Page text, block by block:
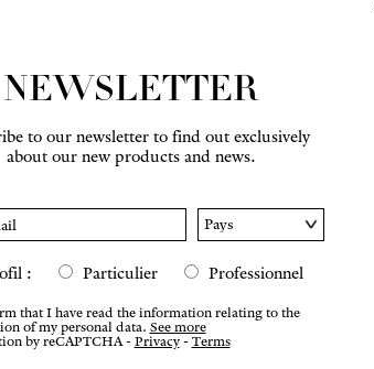
NEWSLETTER
to our newsletter to find out exclusively
about our new products and news.
: Particulier Professionnel
that I have read the information relating to the
of my personal data. See more
by reCAPTCHA - Privacy- Terms